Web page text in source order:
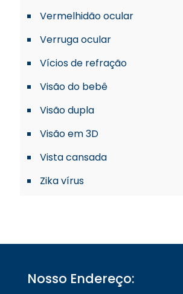
Vermelhidão ocular
Verruga ocular
Vícios de refração
Visão do bebê
Visão dupla
Visão em 3D
Vista cansada
Zika vírus
Nosso Endereço: